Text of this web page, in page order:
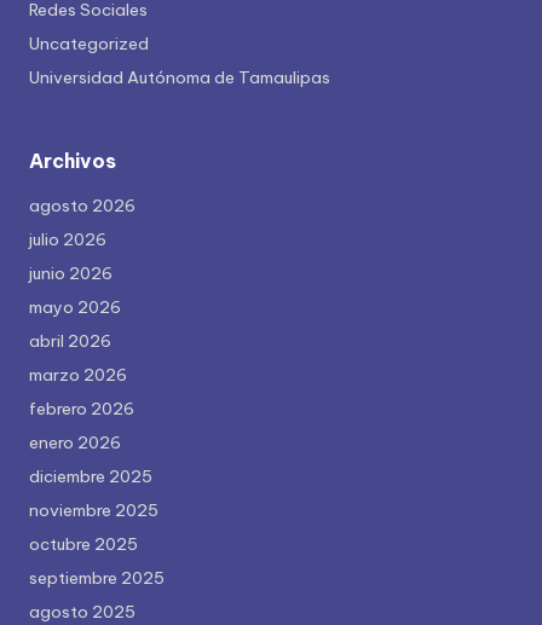
Redes Sociales
Uncategorized
Universidad Autónoma de Tamaulipas
Archivos
agosto 2026
julio 2026
junio 2026
mayo 2026
abril 2026
marzo 2026
febrero 2026
enero 2026
diciembre 2025
noviembre 2025
octubre 2025
septiembre 2025
agosto 2025